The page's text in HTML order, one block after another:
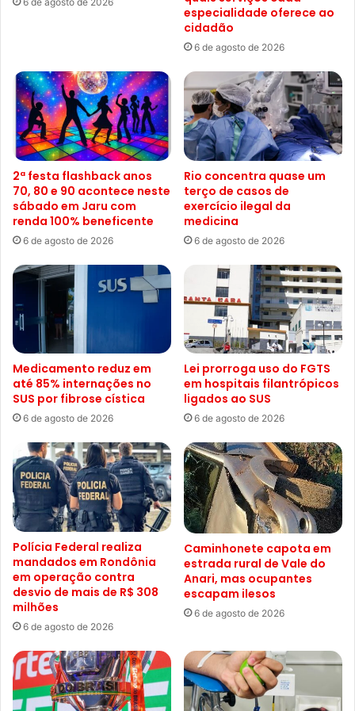
especialidade oferece ao
cidadão
6 de agosto de 2026
2ª festa flashback anos
70, 80 e 90 acontece neste
sábado em Jaru com
renda 100% beneficente
6 de agosto de 2026
Rio concentra quase um
terço de casos de
exercício ilegal da
medicina
6 de agosto de 2026
Medicamento reduz em
até 85% internações no
SUS por fibrose cística
6 de agosto de 2026
Lei prorroga uso do FGTS
em hospitais filantrópicos
ligados ao SUS
6 de agosto de 2026
Polícia Federal realiza
mandados em Rondônia
em operação contra
desvio de mais de R$ 308
milhões
6 de agosto de 2026
Caminhonete capota em
estrada rural de Vale do
Anari, mas ocupantes
escapam ilesos
6 de agosto de 2026